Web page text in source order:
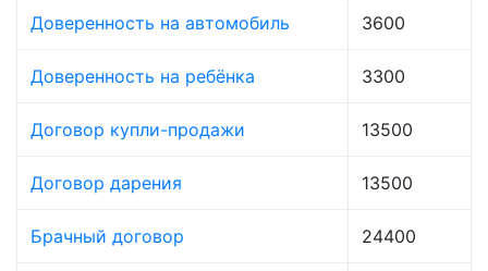
Доверенность на автомобиль 3600
Доверенность на ребёнка 3300
Договор купли-продажи 13500
Договор дарения 13500
Брачный договор 24400